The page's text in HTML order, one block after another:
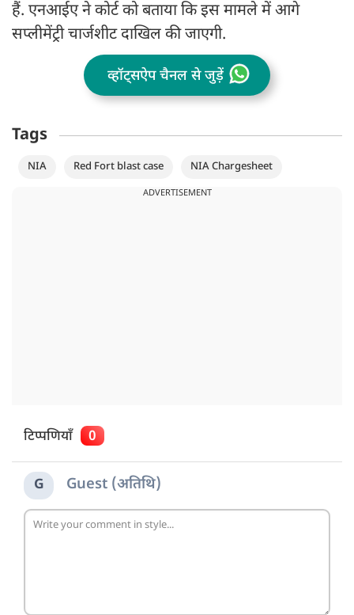
हैं. एनआईए ने कोर्ट को बताया कि इस मामले में आगे
सप्लीमेंट्री चार्जशीट दाखिल की जाएगी.
व्हॉट्सऐप चैनल से जुड़ें
Tags
NIA Red Fort blast case NIA Chargesheet
ADVERTISEMENT
टिप्पणियाँ 0
G Guest (अतिथि)